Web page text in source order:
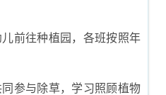
前往种植园，各班按照年
参与除草，学习照顾植物